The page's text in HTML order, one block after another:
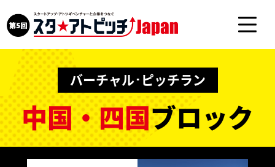
バーチャル･ピッチラン
中国・四国ブロック